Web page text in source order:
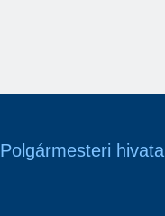
Polgármesteri hivatal